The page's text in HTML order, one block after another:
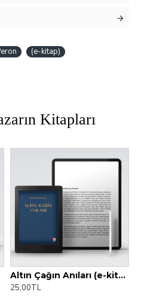
(e-kitap)
Kitapları
Altın Çağın Anıları (e-kitap)
25,00TL